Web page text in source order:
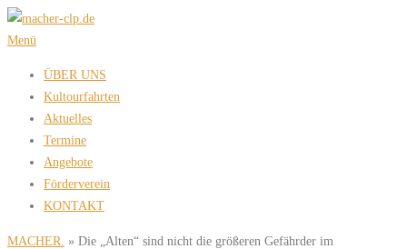
Zum
Inhalt
Menü
ÜBER UNS
Kultourfahrten
Aktuelles
Termine
Angebote
Förderverein
KONTAKT
MACHER. » Die „Alten“ sind nicht die größeren Gefährder im